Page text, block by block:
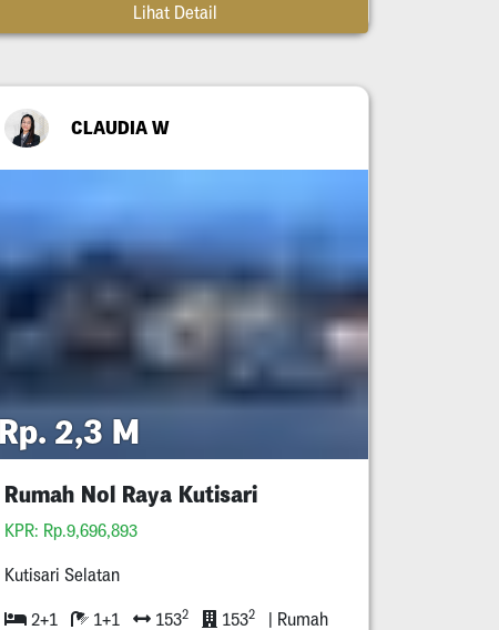
Lihat Detail
CLAUDIA W
2,3 M
Rumah Nol Raya Kutisari
KPR: Rp.9,696,893
Kutisari Selatan
2+1 1+1 1532 1532 | Rumah